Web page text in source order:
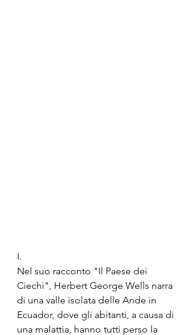
I.
Nel suo racconto "Il Paese dei
Ciechi", Herbert George Wells narra
di una valle isolata delle Ande in
Ecuador, dove gli abitanti, a causa di
una malattia, hanno tutti perso la